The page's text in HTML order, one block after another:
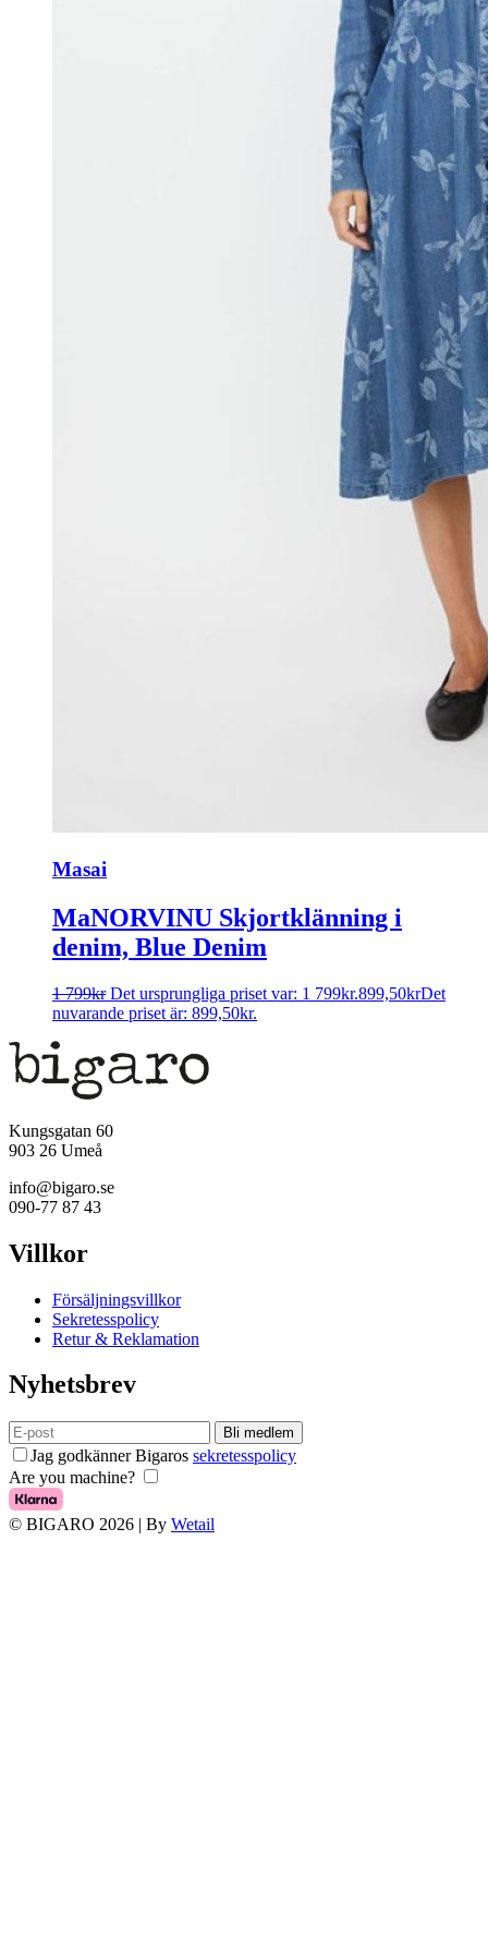
Masai
MaNORVINU Skjortklänning i
denim, Blue Denim
1 799kr Det ursprungliga priset var: 1 799kr.899,50krDet
nuvarande priset är: 899,50kr.
Kungsgatan 60
903 26 Umeå
info@bigaro.se
090-77 87 43
Villkor
Försäljningsvillkor
Sekretesspolicy
Retur & Reklamation
Nyhetsbrev
Bli medlem
Jag godkänner Bigaros sekretesspolicy
Are you machine?
© BIGARO 2026 | By Wetail